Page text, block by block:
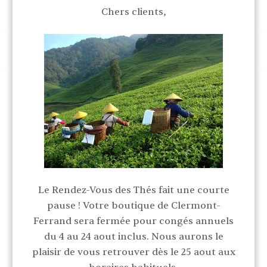
FILTRE AFFICHER
Chers clients,
Le Rendez-Vous des Thés fait une courte
pause ! Votre boutique de Clermont-
Ferrand sera fermée pour congés annuels
du 4 au 24 aout inclus. Nous aurons le
plaisir de vous retrouver dès le 25 aout aux